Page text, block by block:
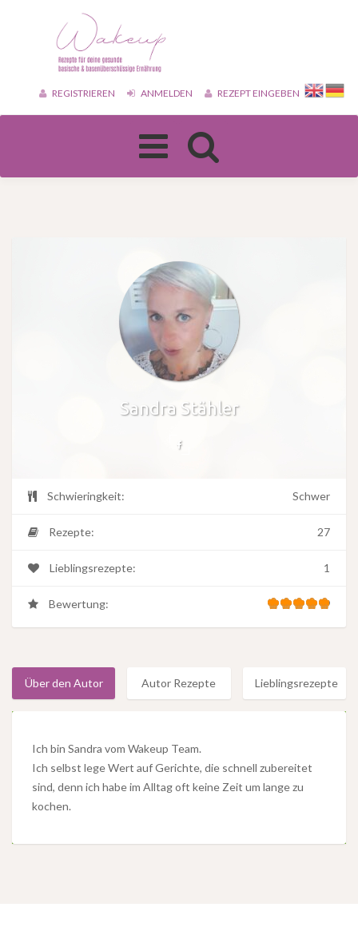
REGISTRIEREN ANMELDEN REZEPT EINGEBEN
Toggle
navigation
Sandra Stähler
Schwieringkeit: Schwer
Rezepte: 27
Lieblingsrezepte: 1
Bewertung:
Über den Autor Autor Rezepte Lieblingsrezepte
Ich bin Sandra vom Wakeup Team.
Ich selbst lege Wert auf Gerichte, die schnell zubereitet
sind, denn ich habe im Alltag oft keine Zeit um lange zu
kochen.